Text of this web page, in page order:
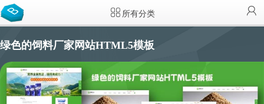
所有分类
绿色的饲料厂家网站HTML5模板